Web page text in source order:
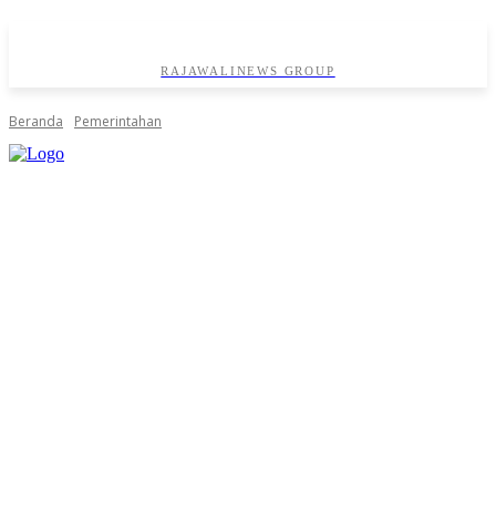
RAJAWALINEWS GROUP
Beranda Pemerintahan